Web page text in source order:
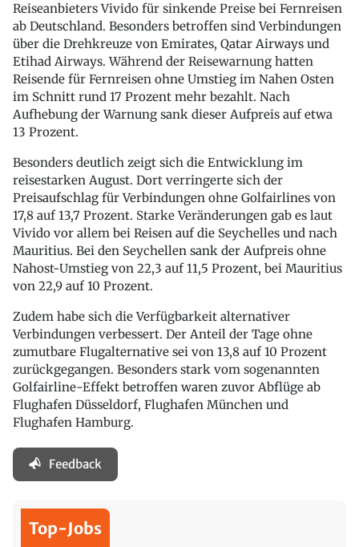
Reiseanbieters Vivido für sinkende Preise bei Fernreisen
ab Deutschland. Besonders betroffen sind Verbindungen
über die Drehkreuze von Emirates, Qatar Airways und
Etihad Airways. Während der Reisewarnung hatten
Reisende für Fernreisen ohne Umstieg im Nahen Osten
im Schnitt rund 17 Prozent mehr bezahlt. Nach
Aufhebung der Warnung sank dieser Aufpreis auf etwa
13 Prozent.
Besonders deutlich zeigt sich die Entwicklung im
reisestarken August. Dort verringerte sich der
Preisaufschlag für Verbindungen ohne Golfairlines von
17,8 auf 13,7 Prozent. Starke Veränderungen gab es laut
Vivido vor allem bei Reisen auf die Seychelles und nach
Mauritius. Bei den Seychellen sank der Aufpreis ohne
Nahost-Umstieg von 22,3 auf 11,5 Prozent, bei Mauritius
von 22,9 auf 10 Prozent.
Zudem habe sich die Verfügbarkeit alternativer
Verbindungen verbessert. Der Anteil der Tage ohne
zumutbare Flugalternative sei von 13,8 auf 10 Prozent
zurückgegangen. Besonders stark vom sogenannten
Golfairline-Effekt betroffen waren zuvor Abflüge ab
Flughafen Düsseldorf, Flughafen München und
Flughafen Hamburg.
Feedback
Top-Jobs